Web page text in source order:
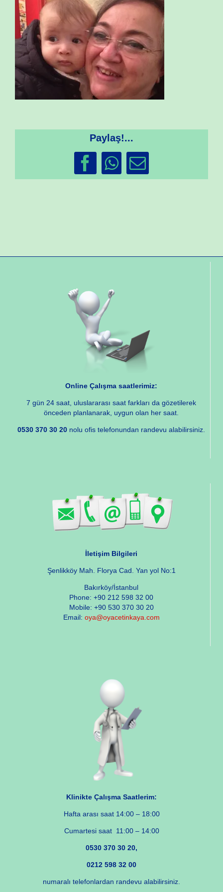
Paylaş!...
Facebook
WhatsApp
Email
Online Çalışma saatlerimiz:
7 gün 24 saat, uluslararası saat farkları da gözetilerek
önceden planlanarak, uygun olan her saat.
0530 370 30 20 nolu ofis telefonundan randevu alabilirsiniz.
İletişim Bilgileri
Şenlikköy Mah. Florya Cad. Yan yol No:1
Bakırköy/İstanbul
Phone: +90 212 598 32 00
Mobile: +90 530 370 30 20
Email: oya@oyacetinkaya.com
Klinikte Çalışma Saatlerim:
Hafta arası saat 14:00 – 18:00
Cumartesi saat 11:00 – 14:00
0530 370 30 20,
0212 598 32 00
numaralı telefonlardan randevu alabilirsiniz.